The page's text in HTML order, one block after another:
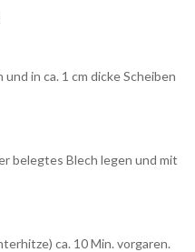
in ca. 1 cm dicke Scheiben
belegtes Blech legen und mit
ca. 10 Min. vorgaren.